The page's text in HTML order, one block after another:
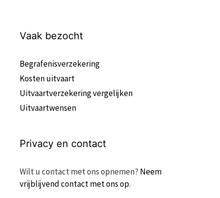
Vaak bezocht
Begrafenisverzekering
Kosten uitvaart
Uitvaartverzekering vergelijken
Uitvaartwensen
Privacy en contact
Wilt u contact met ons opnemen? Neem
vrijblijvend contact met ons op.